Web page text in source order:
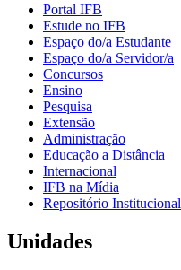
Portal IFB
Estude no IFB
Espaço do/a Estudante
Espaço do/a Servidor/a
Concursos
Ensino
Pesquisa
Extensão
Administração
Educação a Distância
Internacional
IFB na Mídia
Repositório Institucional
Unidades